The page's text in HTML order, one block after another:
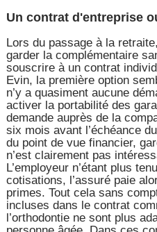
Un contrat d'entreprise
Lors du passage à la
garder la complémentaire
souscrire à un contrat
Evin, la première option
n’y a quasiment aucune
activer la portabilité des
demande auprès de la
six mois avant l’échéance
du point de vue financier,
n’est clairement pas
L’employeur n’étant plus
cotisations, l’assuré paie
primes. Tout cela sans
incluses dans le contrat
l’orthodontie ne sont plus